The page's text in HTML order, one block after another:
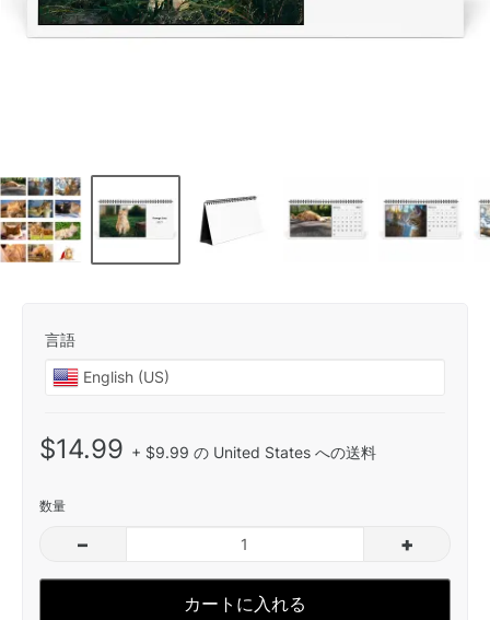
言語
$14.99 + $9.99 の United States への送料
数量
– +
カートに入れる